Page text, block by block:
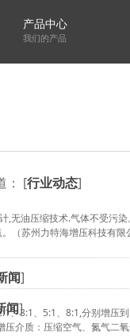
产品中心
我们的产品
： [行业动态]
无油压缩技术.气体不受污
（苏州力特海增压科技有
闻]
3:1、5:1、8:1,分别增压到
介质：压缩空气、氮气二
闻]